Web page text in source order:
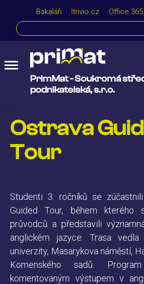
Bakaláři Itrivio.cz Office 365
PrimMat - Soukromá
podnikatelská, s.r.o.
Ostrava
Tour
Studenti 3. ročníků se
Guided Tour, během kterého
průvodců a představili
anglickém jazyce. Trasa vedla
univerzity, Masarykova náměstí,
Komenského sadů.
komentovaným výstupem v